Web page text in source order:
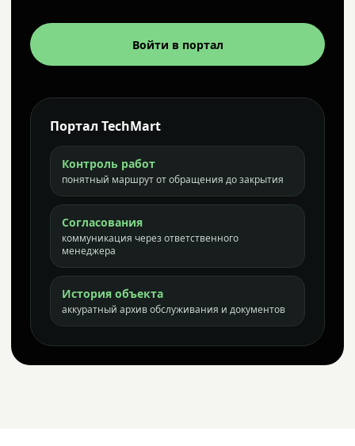
Войти в портал
Портал TechMart
Контроль работ
понятный маршрут от обращения до закрытия
Согласования
коммуникация через ответственного
менеджера
История объекта
аккуратный архив обслуживания и документов